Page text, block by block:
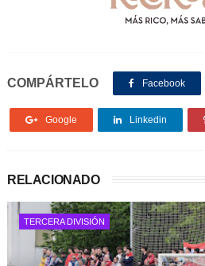
COMPÁRTELO Facebook
Google Linkedin
RELACIONADO
TERCERA DIVISIÓN